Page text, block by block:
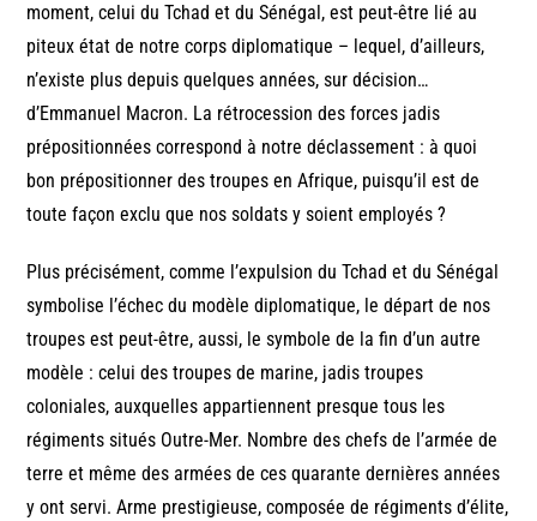
moment, celui du Tchad et du Sénégal, est peut-être lié au
piteux état de notre corps diplomatique – lequel, d’ailleurs,
n’existe plus depuis quelques années, sur décision…
d’Emmanuel Macron. La rétrocession des forces jadis
prépositionnées correspond à notre déclassement : à quoi
bon prépositionner des troupes en Afrique, puisqu’il est de
toute façon exclu que nos soldats y soient employés ?
Plus précisément, comme l’expulsion du Tchad et du Sénégal
symbolise l’échec du modèle diplomatique, le départ de nos
troupes est peut-être, aussi, le symbole de la fin d’un autre
modèle : celui des troupes de marine, jadis troupes
coloniales, auxquelles appartiennent presque tous les
régiments situés Outre-Mer. Nombre des chefs de l’armée de
terre et même des armées de ces quarante dernières années
y ont servi. Arme prestigieuse, composée de régiments d’élite,